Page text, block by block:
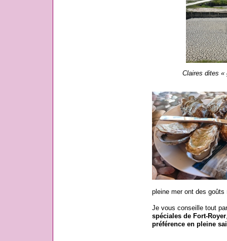
Claires dites «
pleine mer ont des
Je vous conseille tout
spéciales de Fort-Royer
préférence en pleine